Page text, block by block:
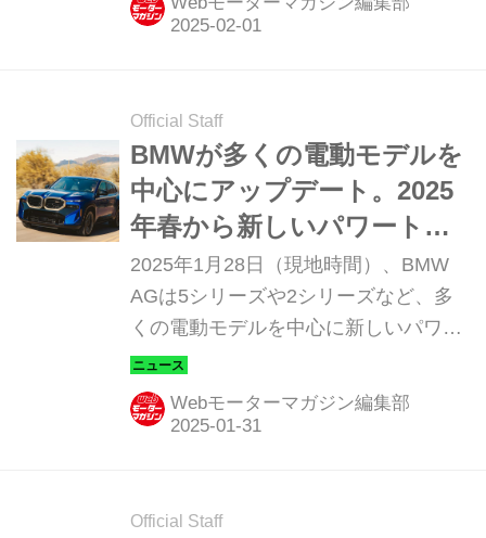
Official Staff
BMWが多くの電動モデルを
中心にアップデート。2025
年春から新しいパワートレ
ーンや装備を設定
2025年1月28日（現地時間）、BMW
AGは5シリーズや2シリーズなど、多
くの電動モデルを中心に新しいパワー
トレーンや装備を採用してアップデー
トし、同年3月から発売する。なお、
今回の内容は本国仕様のものであり、
Webモーターマガジン編集部
Official Staff